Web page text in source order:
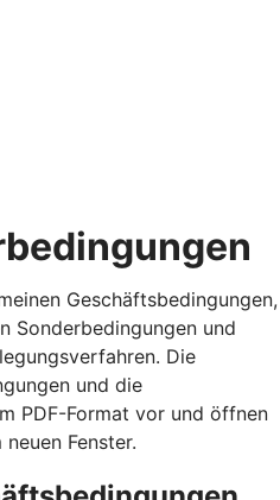
Geschäftsbedingungen,
Sonderbedingungen und
Die
und die
PDF-Format vor und öffnen
Fenster.